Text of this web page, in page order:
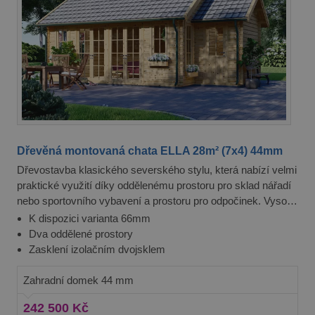
Dřevěná montovaná chata ELLA 28m² (7x4) 44mm
Dřevostavba klasického severského stylu, která nabízí velmi
praktické využití díky oddělenému prostoru pro sklad nářadí
nebo sportovního vybavení a prostoru pro odpočinek. Vysoká
okna a francouzské dveře umožňují nadstandardní
prosvětlení prostoru a propojují interiér zahradního domku s
vaší zahradou.
K dispozici varianta 66mm
Dva oddělené prostory
Zasklení izolačním dvojsklem
Zahradní domek 44 mm
242 500 Kč
stránky nelze bez nezbytně nutných souborů
cookie správně používat.
Název
Poskytovatel /
Doména
Vyprší Popis
PHPSESSID
PHP.net
prelive.pineca.cz
8
hodin
Cookie
generovaný
aplikacemi
založenými
na jazyce
identifikátor
používaný k
udržování
proměnných
relací
uživatelů.
Obvykle se